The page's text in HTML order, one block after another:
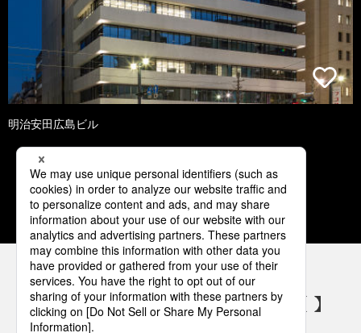
明治安田広島ビル
1 2 3 4 5
パナソニックの電気設備 SNSアカウント